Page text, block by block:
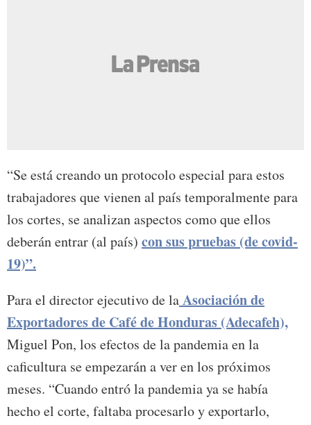
“Se está creando un protocolo especial para estos
trabajadores que vienen al país temporalmente para
los cortes, se analizan aspectos como que ellos
deberán entrar (al país) con sus pruebas (de covid-
19)”.
Para el director ejecutivo de laAsociación de
Exportadores de Café de Honduras (Adecafeh),
Miguel Pon, los efectos de la pandemia en la
caficultura se empezarán a ver en los próximos
meses. “Cuando entró la pandemia ya se había
hecho el corte, faltaba procesarlo y exportarlo,